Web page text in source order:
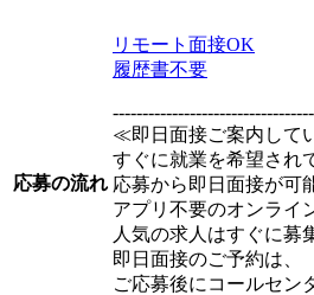
応募の流れ
リモート面接OK
履歴書不要
≪即日面接ご案内して
すぐに就業を希望され
応募から即日面接が
アプリ不要のオンライ
人気の求人はすぐに募
即日面接のご予約は、
ご応募後にコールセン